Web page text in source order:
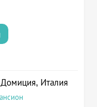
Италия